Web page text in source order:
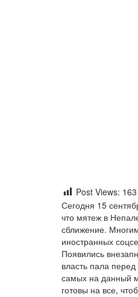
Post Views: 163
Сегодня 15
что мятеж в
сближение.
иностранных
Появились
власть пала
самых на данный
готовы на все,